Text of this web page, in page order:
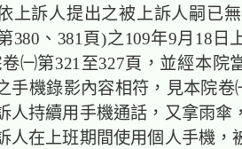
上訴人提出之被上訴人嗣已
380、381頁)之109年9月18日
㈠第321至327頁，並經本院
手機錄影內容相符，見本院卷
人持續用手機通話，又拿雨傘
人在上班期間使用個人手機，